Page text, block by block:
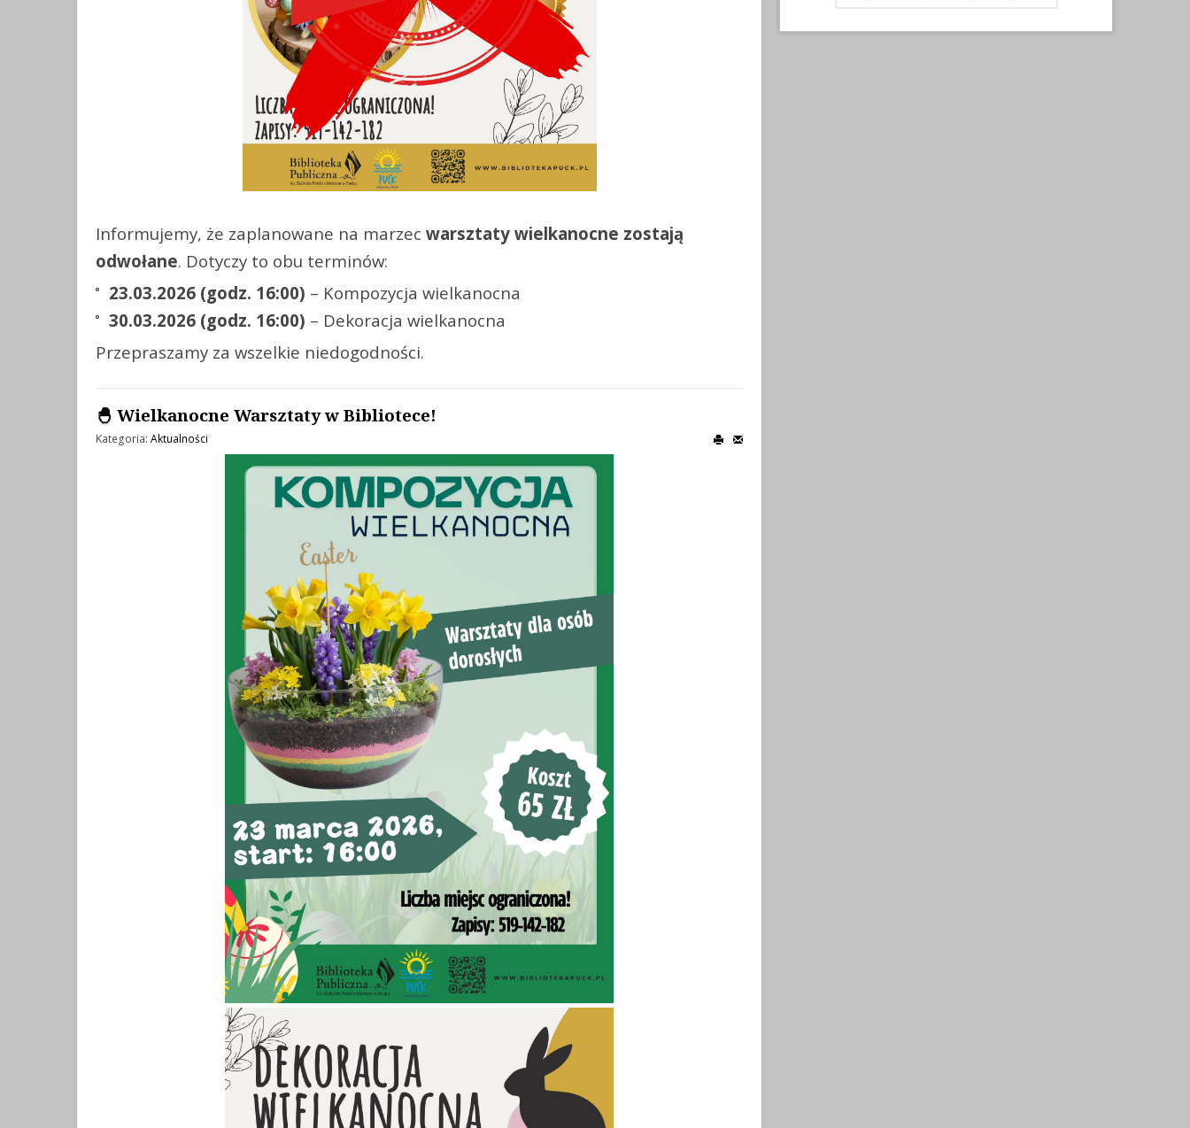
Informujemy, że zaplanowane na marzec warsztaty wielkanocne zostają
odwołane. Dotyczy to obu terminów:
23.03.2026 (godz. 16:00) – Kompozycja wielkanocna
30.03.2026 (godz. 16:00) – Dekoracja wielkanocna
Przepraszamy za wszelkie niedogodności.
🐣 Wielkanocne Warsztaty w Bibliotece!
Kategoria: Aktualności